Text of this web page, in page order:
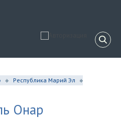
Республика Марий Эл
Онар